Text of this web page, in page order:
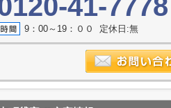
41-7778
9：00～19：００ 定休日:無